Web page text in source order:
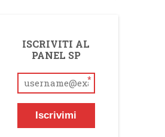
ISCRIVITI AL
PANEL SP
*
Iscrivimi